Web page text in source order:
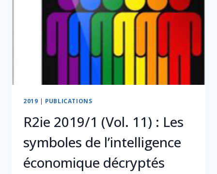
2019 | PUBLICATIONS
R2ie 2019/1 (Vol. 11) : Les
symboles de l’intelligence
économique décryptés